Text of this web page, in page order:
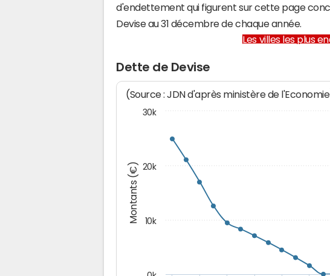
d'endettement qui figurent sur cette page
Devise au 31 décembre de chaque année.
Les villes les plus
Dette de Devise
Montants (€)
(Source : JDN d'après ministère de
10k
20k
30k